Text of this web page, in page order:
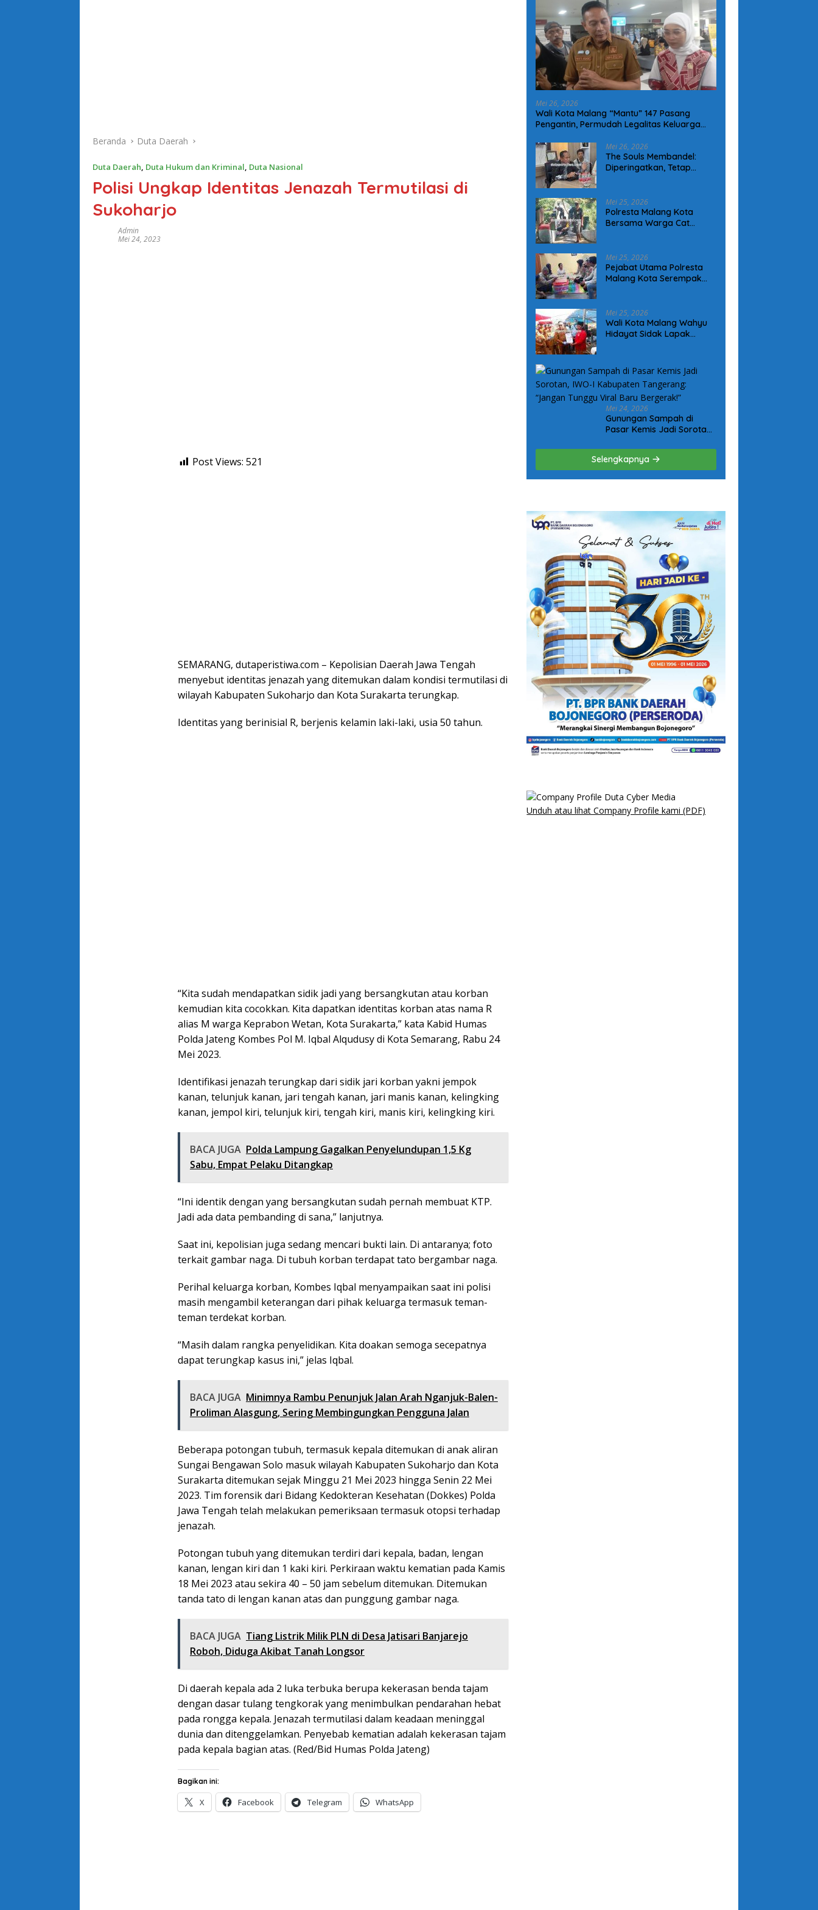
Beranda Duta Daerah
Duta Daerah, Duta Hukum dan Kriminal, Duta Nasional
Polisi Ungkap Identitas Jenazah Termutilasi di
Sukoharjo
Admin
Mei 24, 2023
Post Views: 521
SEMARANG, dutaperistiwa.com – Kepolisian Daerah Jawa Tengah
menyebut identitas jenazah yang ditemukan dalam kondisi termutilasi di
wilayah Kabupaten Sukoharjo dan Kota Surakarta terungkap.
Identitas yang berinisial R, berjenis kelamin laki-laki, usia 50 tahun.
“Kita sudah mendapatkan sidik jadi yang bersangkutan atau korban
kemudian kita cocokkan. Kita dapatkan identitas korban atas nama R
alias M warga Keprabon Wetan, Kota Surakarta,” kata Kabid Humas
Polda Jateng Kombes Pol M. Iqbal Alqudusy di Kota Semarang, Rabu 24
Mei 2023.
Identifikasi jenazah terungkap dari sidik jari korban yakni jempok
kanan, telunjuk kanan, jari tengah kanan, jari manis kanan, kelingking
kanan, jempol kiri, telunjuk kiri, tengah kiri, manis kiri, kelingking kiri.
BACA JUGA Polda Lampung Gagalkan Penyelundupan 1,5 Kg
Sabu, Empat Pelaku Ditangkap
“Ini identik dengan yang bersangkutan sudah pernah membuat KTP.
Jadi ada data pembanding di sana,” lanjutnya.
Saat ini, kepolisian juga sedang mencari bukti lain. Di antaranya; foto
terkait gambar naga. Di tubuh korban terdapat tato bergambar naga.
Perihal keluarga korban, Kombes Iqbal menyampaikan saat ini polisi
masih mengambil keterangan dari pihak keluarga termasuk teman-
teman terdekat korban.
“Masih dalam rangka penyelidikan. Kita doakan semoga secepatnya
dapat terungkap kasus ini,” jelas Iqbal.
BACA JUGA Minimnya Rambu Penunjuk Jalan Arah Nganjuk-Balen-
Proliman Alasgung, Sering Membingungkan Pengguna Jalan
Beberapa potongan tubuh, termasuk kepala ditemukan di anak aliran
Sungai Bengawan Solo masuk wilayah Kabupaten Sukoharjo dan Kota
Surakarta ditemukan sejak Minggu 21 Mei 2023 hingga Senin 22 Mei
2023. Tim forensik dari Bidang Kedokteran Kesehatan (Dokkes) Polda
Jawa Tengah telah melakukan pemeriksaan termasuk otopsi terhadap
jenazah.
Potongan tubuh yang ditemukan terdiri dari kepala, badan, lengan
kanan, lengan kiri dan 1 kaki kiri. Perkiraan waktu kematian pada Kamis
18 Mei 2023 atau sekira 40 – 50 jam sebelum ditemukan. Ditemukan
tanda tato di lengan kanan atas dan punggung gambar naga.
BACA JUGA Tiang Listrik Milik PLN di Desa Jatisari Banjarejo
Roboh, Diduga Akibat Tanah Longsor
Di daerah kepala ada 2 luka terbuka berupa kekerasan benda tajam
dengan dasar tulang tengkorak yang menimbulkan pendarahan hebat
pada rongga kepala. Jenazah termutilasi dalam keadaan meninggal
dunia dan ditenggelamkan. Penyebab kematian adalah kekerasan tajam
pada kepala bagian atas. (Red/Bid Humas Polda Jateng)
Bagikan ini:
X Facebook Telegram WhatsApp
Mei 26, 2026
Wali Kota Malang “Mantu” 147 Pasang
Pengantin, Permudah Legalitas Keluarga
Mei 26, 2026
The Souls Membandel:
Diperingatkan, Tetap
Mei 25, 2026
Polresta Malang Kota
Bersama Warga Cat
Kamtibmas
Mei 25, 2026
Pejabat Utama Polresta
Malang Kota Serempak
Kepada Keluarga Korban
Kanjuruhan
Mei 25, 2026
Wali Kota Malang Wahyu
Hidayat Sidak Lapak
Konsumsi
Mei 24, 2026
Gunungan Sampah di
Pasar Kemis Jadi Sorotan,
Tangerang: “Jangan
Tunggu Viral Baru
Bergerak!”
Selengkapnya
Unduh atau lihat Company Profile kami (PDF)